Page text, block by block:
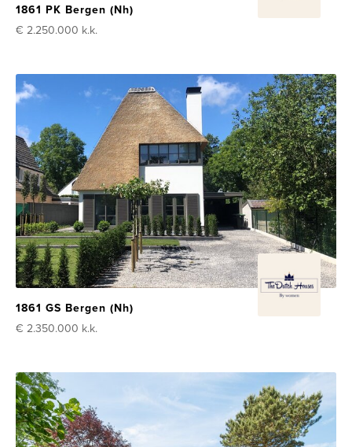
1861 PK Bergen (Nh)
€ 2.250.000 k.k.
1861 GS Bergen (Nh)
€ 2.350.000 k.k.